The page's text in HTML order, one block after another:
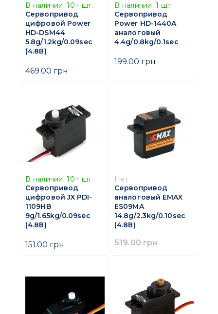
В наличии: 10+ шт.
Сервопривод
цифровой Power
HD-DSM44
5.8g/1.2kg/0.09sec
(4.8В)
469.00 грн
В наличии: 1 шт.
Сервопривод
Power HD-1440A
аналоговый
4.4g/0.8kg/0.1sec
199.00 грн
В наличии: 10+ шт.
Сервопривод
цифровой JX PDI-
1109HB
9g/1.65kg/0.09sec
(4.8В)
151.00 грн
Нет
Сервопривод
аналоговый EMAX
ES09MA
14.8g/2.3kg/0.10sec
(4.8В)
519.00 грн